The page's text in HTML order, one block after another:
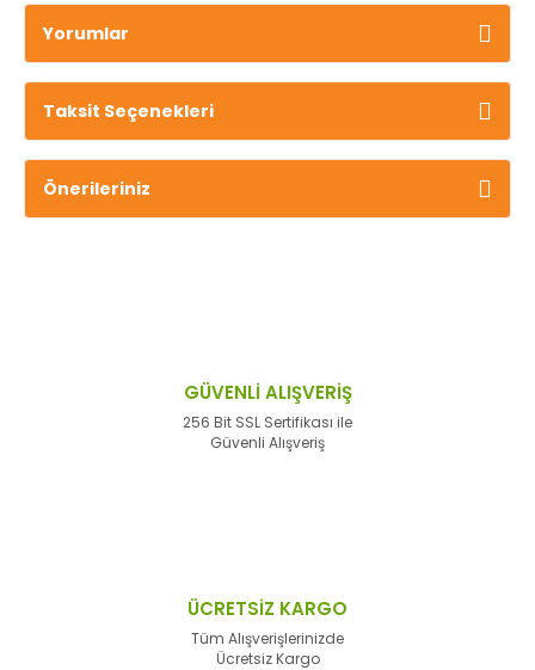
Yorumlar
Taksit Seçenekleri
Önerileriniz
GÜVENLİ ALIŞVERİŞ
256 Bit SSL Sertifikası ile
Güvenli Alışveriş
ÜCRETSİZ KARGO
Tüm Alışverişlerinizde
Ücretsiz Kargo